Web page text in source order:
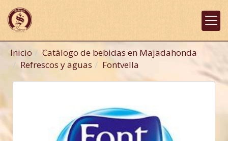
Inicio
Catálogo de bebidas en Majadahonda
Refrescos y aguas
Fontvella